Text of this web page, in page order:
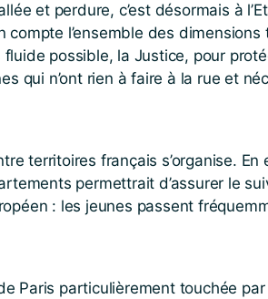
et perdure, c’est désormais à
l’ensemble des
possible, la Justice, pour
qui n’ont rien à faire à la rue et
territoires français s’organise.
permettrait d’assurer le
: les jeunes passent
Paris particulièrement touchée par